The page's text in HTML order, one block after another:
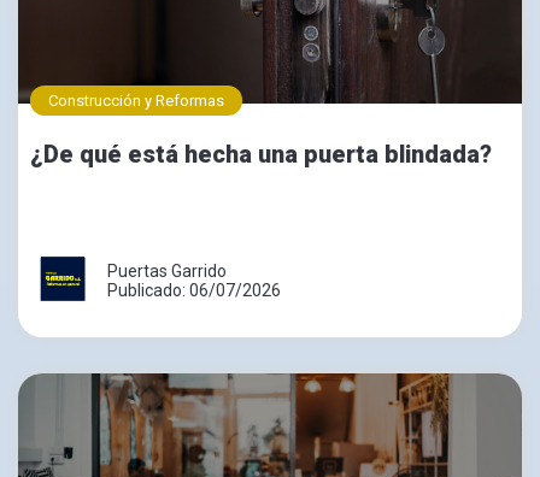
Construcción y Reformas
¿De qué está hecha una puerta blindada?
Puertas Garrido
Publicado: 06/07/2026